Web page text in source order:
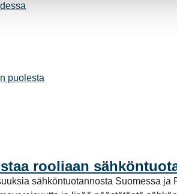
puolesta
rooliaan
sähköntuotannosta Suomessa